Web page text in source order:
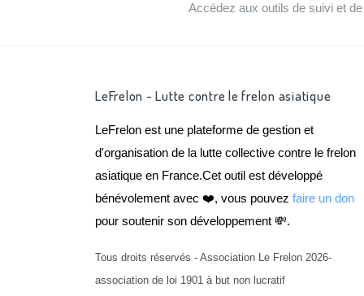
Accédez aux outils de suivi et
LeFrelon - Lutte contre le frelon asiatique
LeFrelon est une plateforme de gestion et
d'organisation de la lutte collective contre le frelon
asiatique en France.Cet outil est développé
bénévolement avec ❤️, vous pouvez faire un don
pour soutenir son développement 💸.
Tous droits réservés - Association Le Frelon 2026-
association de loi 1901 à but non lucratif